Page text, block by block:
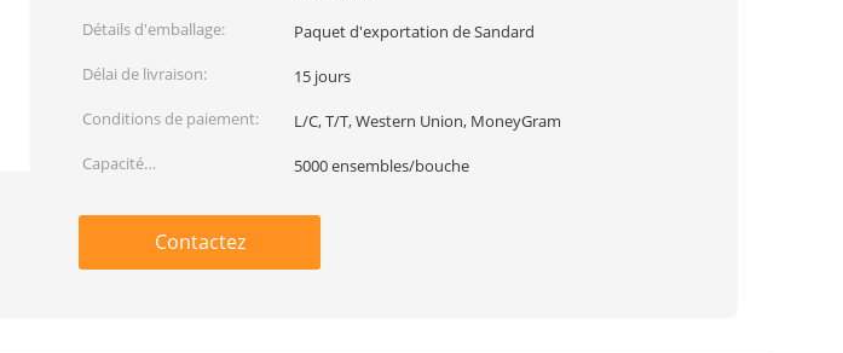
Détails d'emballage:
Paquet d'exportation de Sandard
Délai de livraison:
15 jours
Conditions de paiement:
L/C, T/T, Western Union, MoneyGram
Capacité
5000 ensembles/bouche
Contactez